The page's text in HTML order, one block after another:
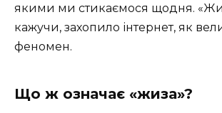
якими ми стикаємося щодня.
кажучи, захопило інтернет, як
феномен.
Що ж означає «жиза»?